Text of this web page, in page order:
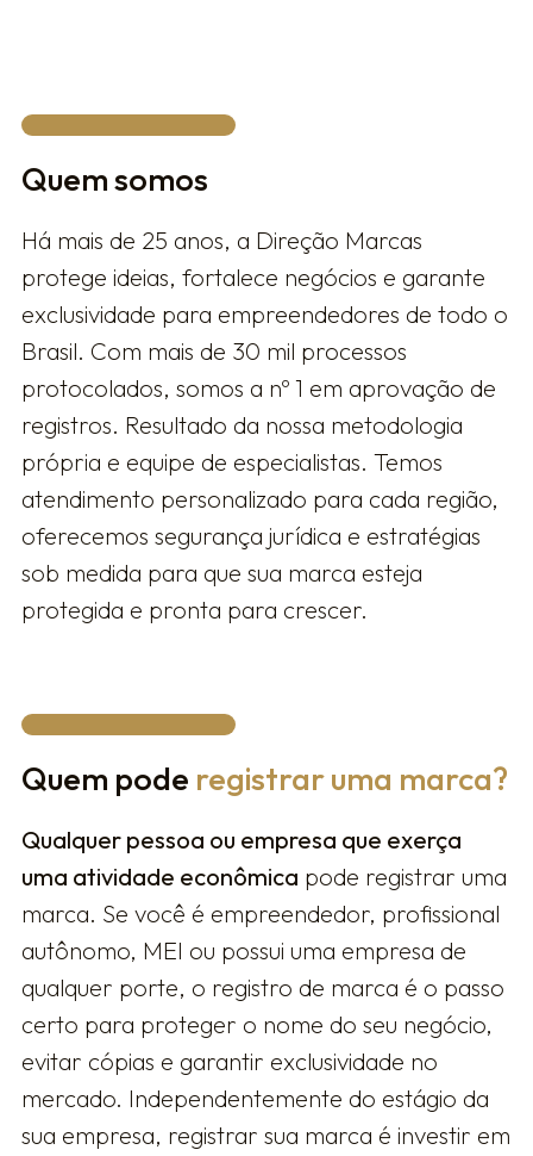
Quem somos
Há mais de 25 anos, a Direção Marcas
protege ideias, fortalece negócios e garante
exclusividade para empreendedores de todo o
Brasil. Com mais de 30 mil processos
protocolados, somos a nº 1 em aprovação de
registros. Resultado da nossa metodologia
própria e equipe de especialistas. Temos
atendimento personalizado para cada região,
oferecemos segurança jurídica e estratégias
sob medida para que sua marca esteja
protegida e pronta para crescer.
Quem pode registrar uma marca?
Qualquer pessoa ou empresa que exerça
uma atividade econômica pode registrar uma
marca. Se você é empreendedor, profissional
autônomo, MEI ou possui uma empresa de
qualquer porte, o registro de marca é o passo
certo para proteger o nome do seu negócio,
evitar cópias e garantir exclusividade no
mercado. Independentemente do estágio da
sua empresa, registrar sua marca é investir em